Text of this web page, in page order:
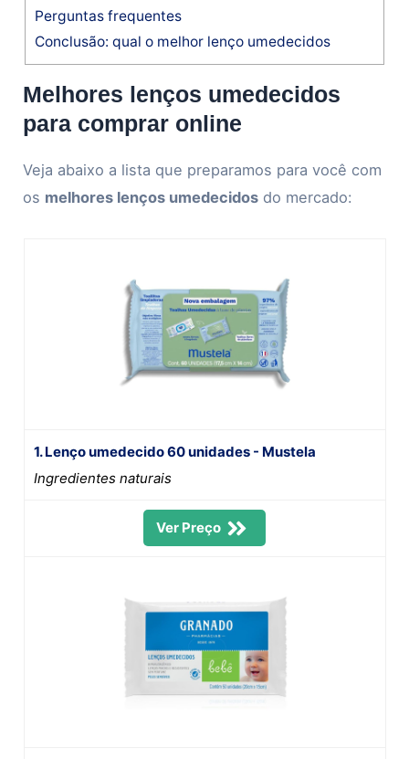
Perguntas frequentes
Conclusão: qual o melhor lenço umedecidos
Melhores lenços umedecidos
para comprar online
Veja abaixo a lista que preparamos para você com
os melhores lenços umedecidos do mercado:
1. Lenço umedecido 60 unidades - Mustela
Ingredientes naturais
Ver Preço